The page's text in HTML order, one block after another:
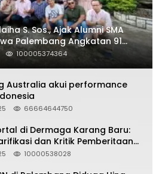
S. Sos., Ajak Alumni SMA
Palembang Angkatan 91
100005374364
Australia akui performance
66664644750
di Dermaga Karang Baru:
dan Kritik Pemberitaan
Akurat10000538028